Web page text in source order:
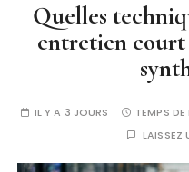
Quelles
entretien court
IL Y A 3 JOURS TEMPS DE
LAISSEZ